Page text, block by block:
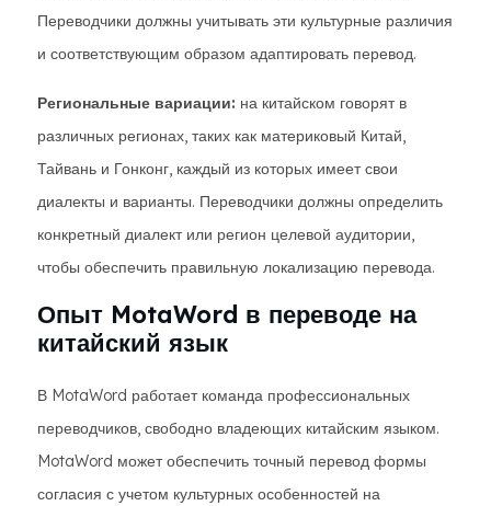
Переводчики должны учитывать эти культурные различия
и соответствующим образом адаптировать перевод.
Региональные вариации: на китайском говорят в
различных регионах, таких как материковый Китай,
Тайвань и Гонконг, каждый из которых имеет свои
диалекты и варианты. Переводчики должны определить
конкретный диалект или регион целевой аудитории,
чтобы обеспечить правильную локализацию перевода.
Опыт MotaWord в переводе на
китайский язык
В MotaWord работает команда профессиональных
переводчиков, свободно владеющих китайским языком.
MotaWord может обеспечить точный перевод формы
согласия с учетом культурных особенностей на